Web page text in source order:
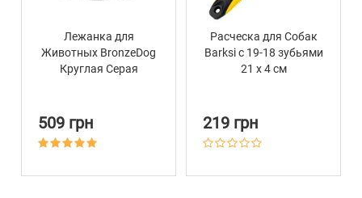
Лежанка для
Животных BronzeDog
Круглая Серая
509 грн
Расческа для Собак
Barksi с 19-18 зубьями
21 х 4 см
219 грн